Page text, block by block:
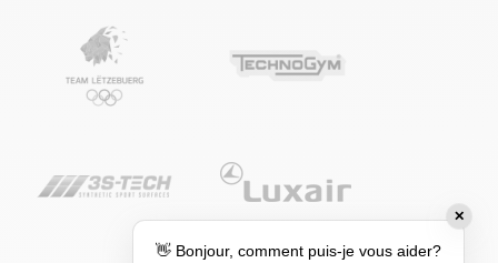
✕
👋 Bonjour, comment puis-je vous aider?